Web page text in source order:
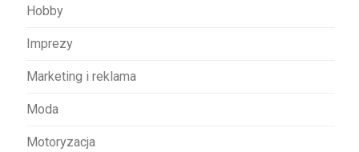
Hobby
Imprezy
Marketing i reklama
Moda
Motoryzacja